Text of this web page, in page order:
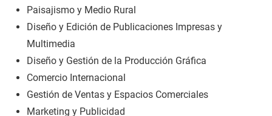
Paisajismo y Medio Rural
Diseño y Edición de Publicaciones Impresas y
Multimedia
Diseño y Gestión de la Producción Gráfica
Comercio Internacional
Gestión de Ventas y Espacios Comerciales
Marketing y Publicidad